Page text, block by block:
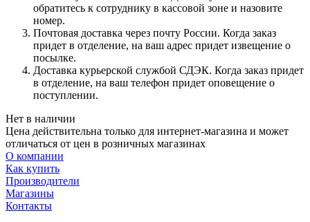
обратитесь к сотруднику в кассовой зоне и назовите
номер.
Почтовая доставка через почту России. Когда заказ
придет в отделение, на ваш адрес придет извещение о
посылке.
Доставка курьерской службой СДЭК. Когда заказ придет
в отделение, на ваш телефон придет оповещение о
поступлении.
Нет в наличии
Цена действительна только для интернет-магазина и может
отличаться от цен в розничных магазинах
О компании
Как купить
Производители
Магазины
Контакты